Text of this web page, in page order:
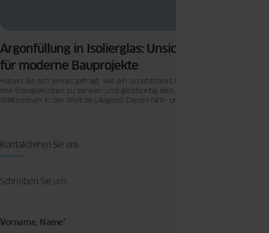
Argonfüllung in Isolierglas: Unsichtbare Effizienz
für moderne Bauprojekte
Haben Sie sich jemals gefragt, wie ein unsichtbares Gas dazu beitragen kann,
Ihre Energiekosten zu senken und gleichzeitig den Wohnkomfort zu erhöhen?
Willkommen in der Welt des Argons! Dieses farb- und geruchlose Edelgas
Kontaktieren Sie uns
Schreiben Sie uns:
Vorname, Name*